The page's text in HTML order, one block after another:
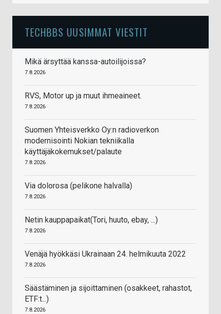
TECHBBS UUSIMMAT VIESTIT
Mikä ärsyttää kanssa-autoilijoissa?
7.8.2026
RVS, Motor up ja muut ihmeaineet.
7.8.2026
Suomen Yhteisverkko Oy:n radioverkon
modernisointi Nokian tekniikalla
käyttäjäkokemukset/palaute
7.8.2026
Via dolorosa (pelikone halvalla)
7.8.2026
Netin kauppapaikat(Tori, huuto, ebay, ...)
7.8.2026
Venäjä hyökkäsi Ukrainaan 24. helmikuuta 2022
7.8.2026
Säästäminen ja sijoittaminen (osakkeet, rahastot,
ETF:t...)
7.8.2026